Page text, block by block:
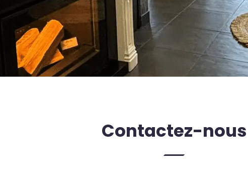
Contactez-nous